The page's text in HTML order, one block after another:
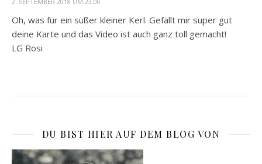
Oh, was für ein süßer kleiner Kerl. Gefällt mir super gut
deine Karte und das Video ist auch ganz toll gemacht!
LG Rosi
DU BIST HIER AUF DEM BLOG VON